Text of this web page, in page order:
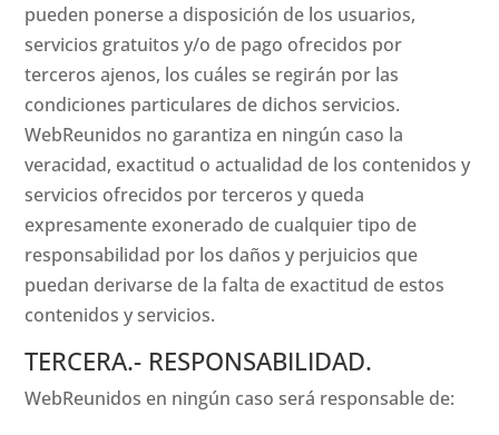
pueden ponerse a disposición de los usuarios,
servicios gratuitos y/o de pago ofrecidos por
terceros ajenos, los cuáles se regirán por las
condiciones particulares de dichos servicios.
WebReunidos no garantiza en ningún caso la
veracidad, exactitud o actualidad de los contenidos y
servicios ofrecidos por terceros y queda
expresamente exonerado de cualquier tipo de
responsabilidad por los daños y perjuicios que
puedan derivarse de la falta de exactitud de estos
contenidos y servicios.
TERCERA.- RESPONSABILIDAD.
WebReunidos en ningún caso será responsable de: